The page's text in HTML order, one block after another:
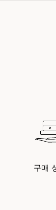
구매